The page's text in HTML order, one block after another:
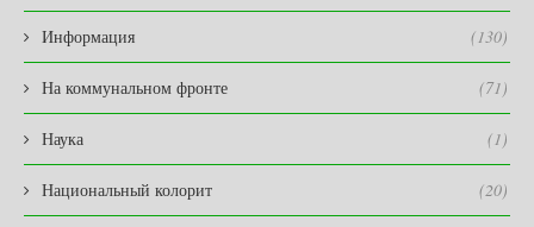
Информация (130)
На коммунальном фронте (71)
Наука (1)
Национальный колорит (20)